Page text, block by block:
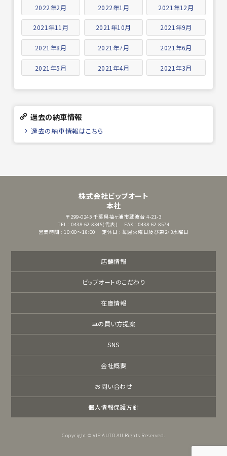
2022年2月 2022年1月 2021年12月
2021年11月 2021年10月 2021年9月
2021年8月 2021年7月 2021年6月
2021年5月 2021年4月 2021年3月
過去の納車情報
過去の納車情報はこちら
株式会社ビップオート
本社
〒299-0245 千葉県袖ヶ浦市蔵波台 4-21-3
TEL : 0438-62-8345(代表)
FAX : 0438-62-8574
営業時間 : 10:00～18:00
定休日 : 毎週火曜日及び第2・3水曜日
店舗情報
ビップオートのこだわり
在庫情報
車の買い方提案
SNS
会社概要
お問い合わせ
個人情報保護方針
Copyright © VIP AUTO All Rights Reserved.